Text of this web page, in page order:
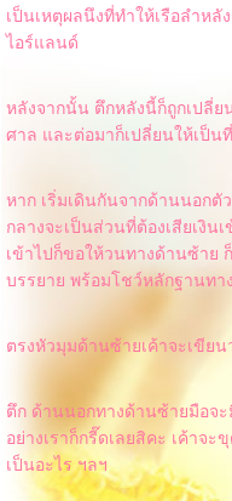
เป็นเหตุผลนึงที่ทำให้เรือลำห
ไอร์แลนด์
หลังจากนั้น ตึกหลังนี้ก็ถูกเปลี่ย
ศาล และต่อมาก็เปลี่ยนให้เป็น
หาก เริ่มเดินกันจากด้านนอก
กลางจะเป็นส่วนที่ต้องเสียเงิน
เข้าไปก็ขอให้วนทางด้านซ้าย
บรรยาย พร้อมโชว์หลักฐานท
ตรงหัวมุมด้านซ้ายเค้าจะเขีย
ตึก ด้านนอกทางด้านซ้ายมือจ
อย่างเราก็กรี๊ดเลยสิคะ เค้าจ
เป็นอะไร ฯลฯ